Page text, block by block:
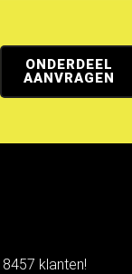
ONDERDEEL
AANVRAGEN
klanten!